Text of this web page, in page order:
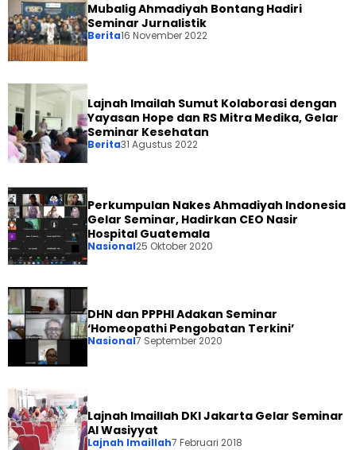
Mubalig Ahmadiyah Bontang Hadiri
Seminar Jurnalistik
Berita16 November 2022
Lajnah Imailah Sumut Kolaborasi dengan
Yayasan Hope dan RS Mitra Medika, Gelar
Seminar Kesehatan
Berita31 Agustus 2022
Perkumpulan Nakes Ahmadiyah Indonesia
Gelar Seminar, Hadirkan CEO Nasir
Hospital Guatemala
Nasional25 Oktober 2020
DHN dan PPPHI Adakan Seminar
‘Homeopathi Pengobatan Terkini’
Nasional7 September 2020
Lajnah Imaillah DKI Jakarta Gelar Seminar
Al Wasiyyat
Lajnah Imaillah7 Februari 2018